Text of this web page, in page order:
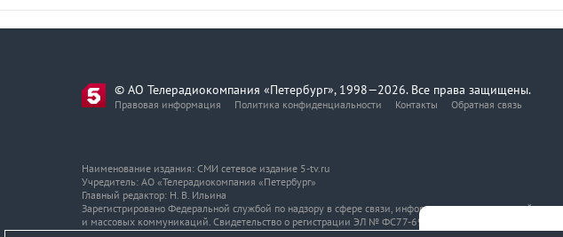
© АО Телерадиокомпания «Петербург», 1998—2026. Все права защищены.
Правовая информация Политика конфиденциальности Контакты Обратная связь
Наименование издания: СМИ сетевое издание 5-tv.ru
Учредитель: АО «Телерадиокомпания «Петербург»
Главный редактор: Н. В. Ильина
Зарегистрировано Федеральной службой по надзору в сфере связи, информационных технологий
и массовых коммуникаций. Свидетельство о регистрации ЭЛ № ФС77-69216 от 29 марта 2017 года.